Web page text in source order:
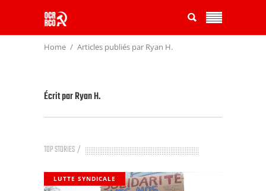
Home Articles publiés par Ryan H.
Écrit parRyan H.
TOP STORIES
LUTTE SYNDICALE